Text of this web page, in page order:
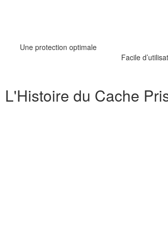
Une protection optimale
Facile
L'Histoire du Cache